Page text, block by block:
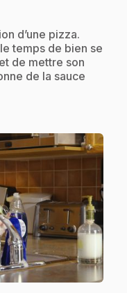
d’une pizza.
temps de bien se
de mettre son
de la sauce